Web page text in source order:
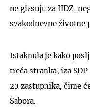
ne glasuju za HDZ,
svakodnevne životne
Istaknula je kako
treća stranka, iza
20 zastupnika, čime
Sabora.